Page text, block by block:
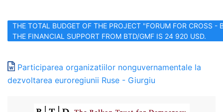
THE TOTAL BUDGET OF THE PROJECT "FORUM FOR CROSS -
THE FINANCIAL SUPPORT FROM BTD/GMF IS 24 920 USD.
Participarea organizatiilor nonguvernamentale la
dezvoltarea euroregiunii Ruse - Giurgiu